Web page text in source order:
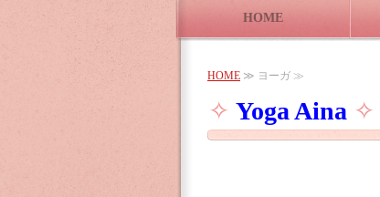
HOME
HOME ≫ ヨーガ ≫
✧ Yoga Aina ✧